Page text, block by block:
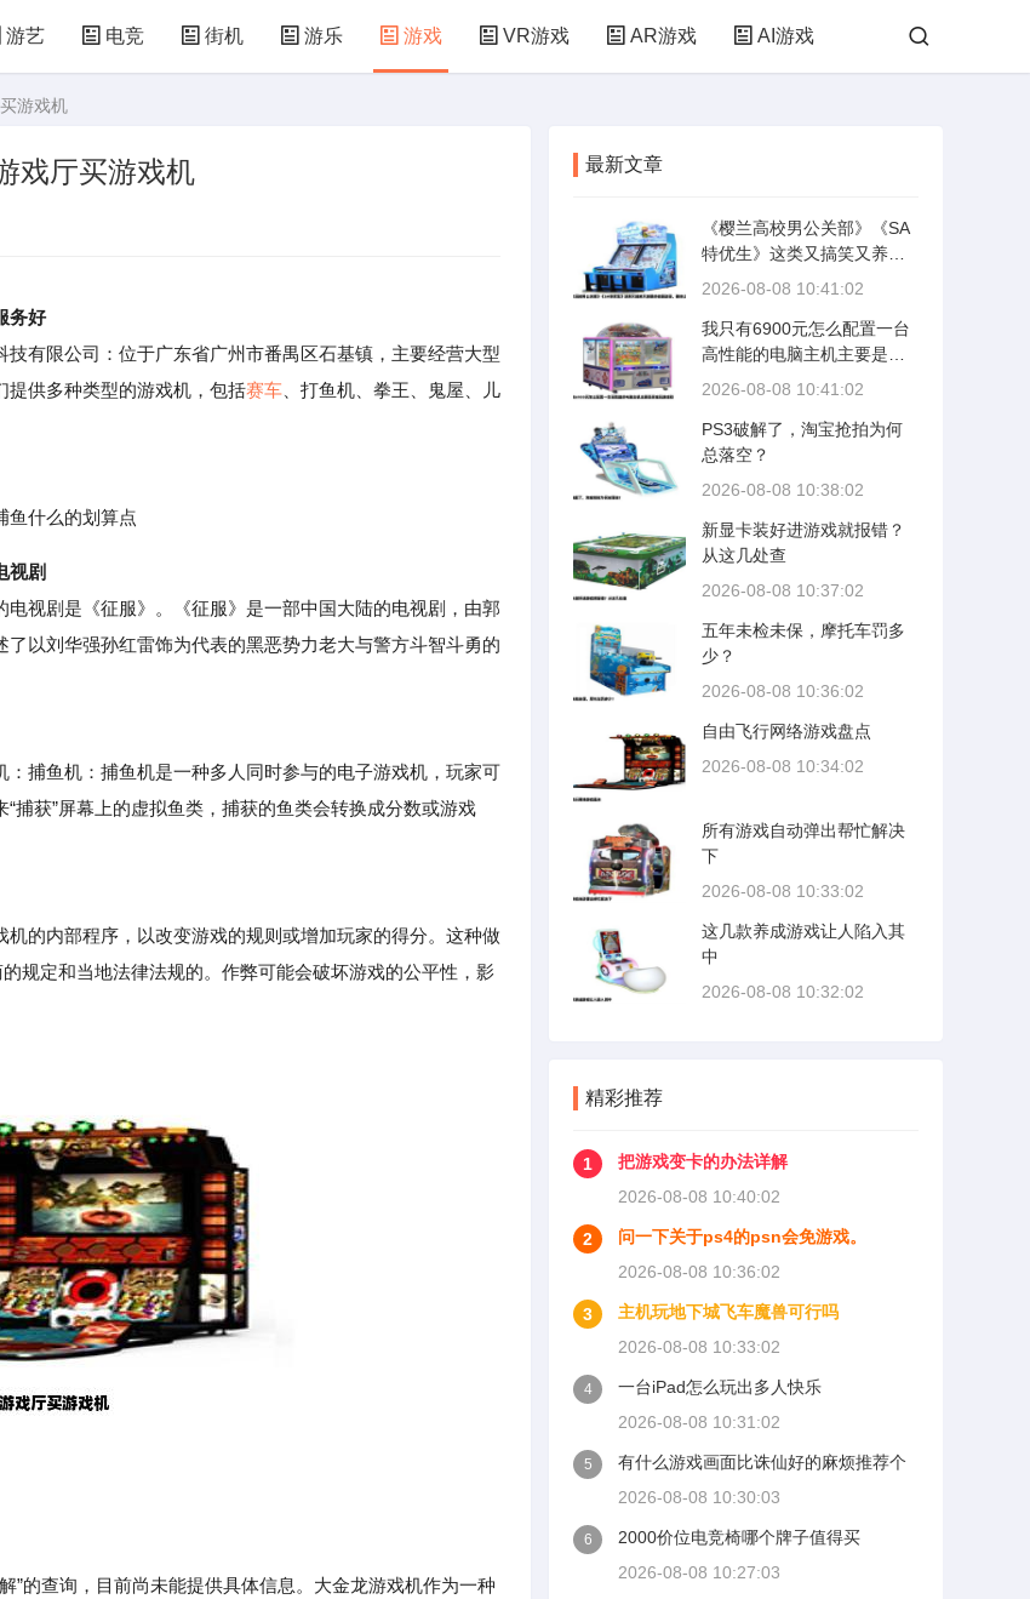
游艺 电竞 街机 游乐 游戏 VR游戏 AR游戏 AI游戏
戏
游戏机
戏厅买游戏机
务好
技有限公司：位于广东省广州市番禺区石基镇，主要经营大型
提供多种类型的游戏机，包括赛车 、打鱼机、拳王、鬼屋、儿
鱼什么的划算点
视剧
剧是《征服》。《征服》是一部中国大陆的电视剧，由郭
以刘华强孙红雷饰为代表的黑恶势力老大与警方斗智斗勇的
鱼机：捕鱼机是一种多人同时参与的电子游戏机，玩家可
捕获”屏幕上的虚拟鱼类，捕获的鱼类会转换成分数或游戏
内部程序，以改变游戏的规则或增加玩家的得分。这种做
规定和当地法律法规的。作弊可能会破坏游戏的公平性，影
查询，目前尚未能提供具体信息。大金龙游戏机作为一种
最新文章
《樱兰高校男公关部》《SA
特优生》这类又搞笑又养眼
的校园动画，确实让人看完
与颜值齐飞、少女心与爆笑
共存的感觉，很难找到替代
品。不过翻遍这些年积累的
相近、画风讨喜、笑点密集
的作品，它们或许能填补这
份空虚。
2026-08-08 10:41:02
我只有6900元怎么配置一台
高性能的电脑主机主要是买
来玩游戏和
2026-08-08 10:41:02
PS3破解了，淘宝抢拍为何
总落空？
2026-08-08 10:38:02
新显卡装好进游戏就报错？
从这几处查
2026-08-08 10:37:02
五年未检未保，摩托车罚多
少？
2026-08-08 10:36:02
自由飞行网络游戏盘点
2026-08-08 10:34:02
所有游戏自动弹出帮忙解决
下
2026-08-08 10:33:02
这几款养成游戏让人陷入其
中
2026-08-08 10:32:02
精彩推荐
1
把游戏变卡的办法详解
2026-08-08 10:40:02
2
问一下关于ps4的psn会免游戏。
2026-08-08 10:36:02
3
主机玩地下城飞车魔兽可行吗
2026-08-08 10:33:02
4
一台iPad怎么玩出多人快乐
2026-08-08 10:31:02
5
有什么游戏画面比诛仙好的麻烦推荐个
2026-08-08 10:30:03
6
2000价位电竞椅哪个牌子值得买
2026-08-08 10:27:03